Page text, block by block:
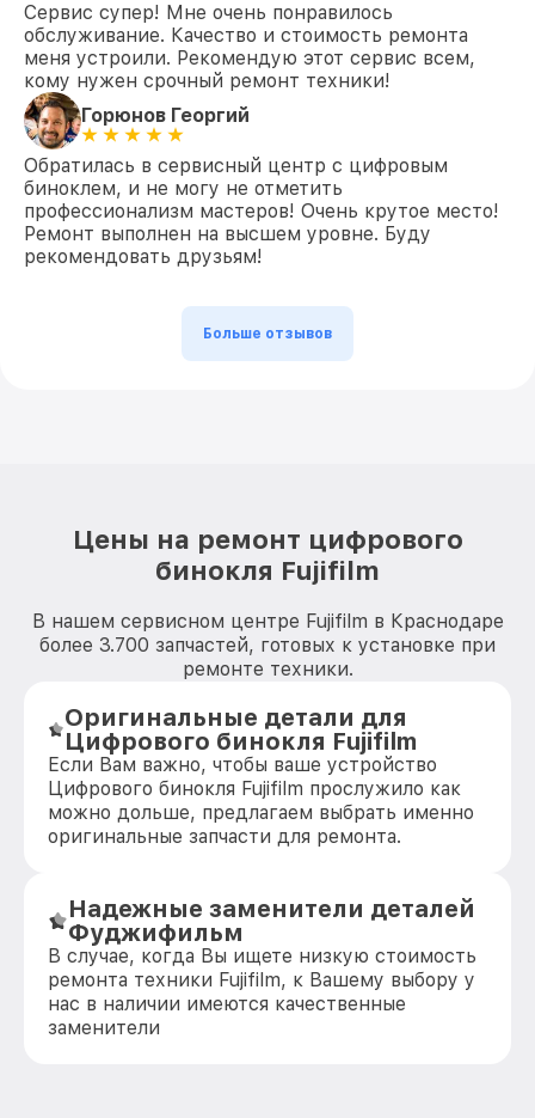
Сервис супер! Мне очень понравилось
обслуживание. Качество и стоимость ремонта
меня устроили. Рекомендую этот сервис всем,
кому нужен срочный ремонт техники!
Горюнов Георгий
Обратилась в сервисный центр с цифровым
биноклем, и не могу не отметить
профессионализм мастеров! Очень крутое место!
Ремонт выполнен на высшем уровне. Буду
рекомендовать друзьям!
Больше отзывов
Цены на ремонт цифрового
бинокля Fujifilm
В нашем сервисном центре Fujifilm в Краснодаре
более 3.700 запчастей, готовых к установке при
ремонте техники.
Оригинальные детали для
Цифрового бинокля Fujifilm
Если Вам важно, чтобы ваше устройство
Цифрового бинокля Fujifilm прослужило как
можно дольше, предлагаем выбрать именно
оригинальные запчасти для ремонта.
Надежные заменители деталей
Фуджифильм
В случае, когда Вы ищете низкую стоимость
ремонта техники Fujifilm, к Вашему выбору у
нас в наличии имеются качественные
заменители